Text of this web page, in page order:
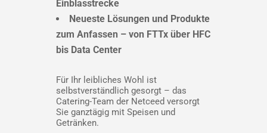
Einblasstrecke
Neueste Lösungen und Produkte
zum Anfassen – von FTTx über HFC
bis Data Center
Für Ihr leibliches Wohl ist
selbstverständlich gesorgt – das
Catering-Team der Netceed versorgt
Sie ganztägig mit Speisen und
Getränken.